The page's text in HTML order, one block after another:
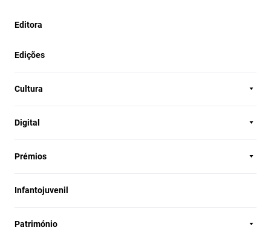
Editora
Edições
Cultura
Digital
Prémios
Infantojuvenil
Património